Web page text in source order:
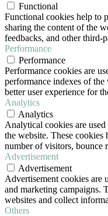
Functional
Functional cookies help to
sharing the content of the
feedbacks, and other third-
Performance
Performance
Performance cookies are
performance indexes of
better user experience for
Analytics
Analytics
Analytical cookies are
the website. These
number of visitors, bounce
Advertisement
Advertisement
Advertisement cookies are
and marketing campaigns.
websites and collect
Others